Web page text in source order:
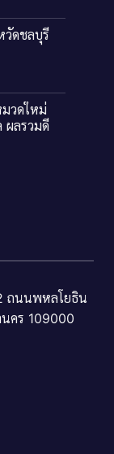
วัดชลบุรี
วดใหม่
ผลรวมดี
ถนนพหลโยธิน
คร 109000